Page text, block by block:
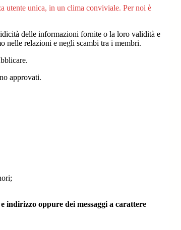
utente unica, in un clima conviviale. Per noi è
delle informazioni fornite o la loro validità e
nelle relazioni e negli scambi tra i membri.
approvati.
indirizzo oppure dei messaggi a carattere